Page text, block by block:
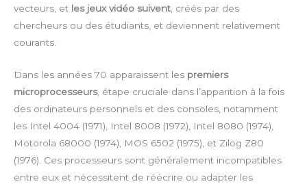
vecteurs, et les jeux vidéo suivent, créés par des
chercheurs ou des étudiants, et deviennent relativement
courants.
Dans les années 70 apparaissent les premiers
microprocesseurs, étape cruciale dans l’apparition à la fois
des ordinateurs personnels et des consoles, notamment
les Intel 4004 (1971), Intel 8008 (1972), Intel 8080 (1974),
Motorola 68000 (1974), MOS 6502 (1975), et Zilog Z80
(1976). Ces processeurs sont généralement incompatibles
entre eux et nécessitent de réécrire ou adapter les